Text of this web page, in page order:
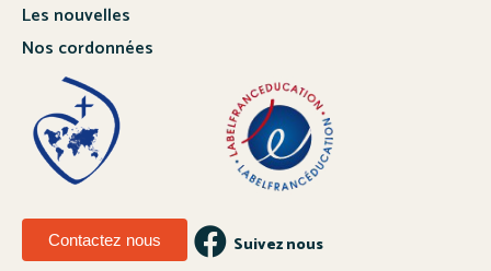
Les nouvelles
Nos cordonnées
Contactez nous Suivez nous